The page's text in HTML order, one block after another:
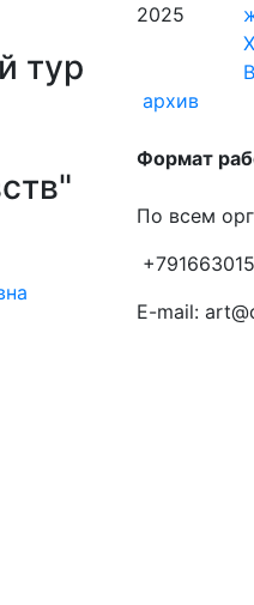
тур
2025
архив
Формат
По всем
E-mail: